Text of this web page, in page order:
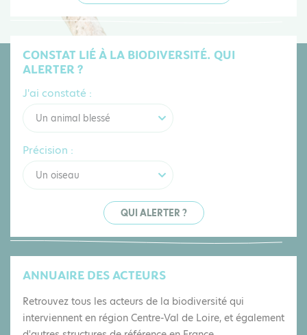
CONSTAT LIÉ À LA BIODIVERSITÉ. QUI
ALERTER ?
J'ai constaté :
Un animal blessé
Précision :
Un oiseau
QUI ALERTER ?
ANNUAIRE DES ACTEURS
Retrouvez tous les acteurs de la biodiversité qui
interviennent en région Centre-Val de Loire, et également